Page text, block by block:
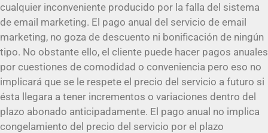
cualquier inconveniente producido por la falla del sistema
de email marketing. El pago anual del servicio de email
marketing, no goza de descuento ni bonificación de ningún
tipo. No obstante ello, el cliente puede hacer pagos anuales
por cuestiones de comodidad o conveniencia pero eso no
implicará que se le respete el precio del servicio a futuro si
ésta llegara a tener incrementos o variaciones dentro del
plazo abonado anticipadamente. El pago anual no implica
congelamiento del precio del servicio por el plazo